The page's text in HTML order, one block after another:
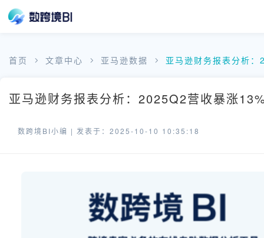
首页 文章中心 亚马逊数据 亚马逊财务报表分析
亚马逊财务报表分析：2025Q2营收暴涨
数跨境BI小编 | 发表于：2025-10-10 10:35:18